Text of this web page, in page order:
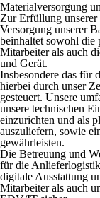
Materialversorgung
Zur Erfüllung
Versorgung unserer
beinhaltet sowohl die
Mitarbeiter als auch
und Gerät.
Insbesondere das für
hierbei durch unser
gesteuert. Unsere
unsere technischen
einzurichten und als
auszuliefern, sowie
gewährleisten.
Die Betreuung und
für die
digitale Ausstattung
Mitarbeiter als auch